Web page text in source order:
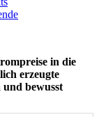
in die
erzeugte
bewusst